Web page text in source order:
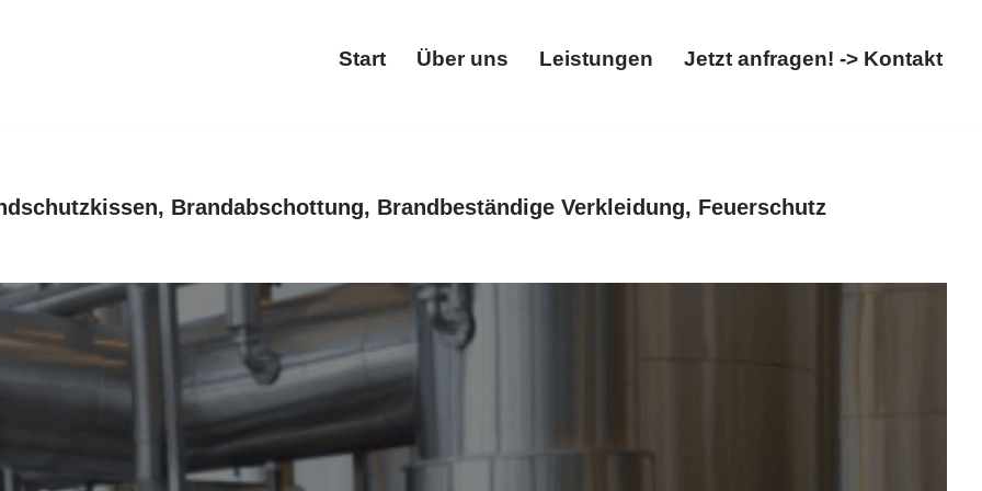
Start Über uns Leistungen Jetzt anfragen! -> Kontakt
Brandabschottung, Brandbeständige Verkleidung, Feuerschutz